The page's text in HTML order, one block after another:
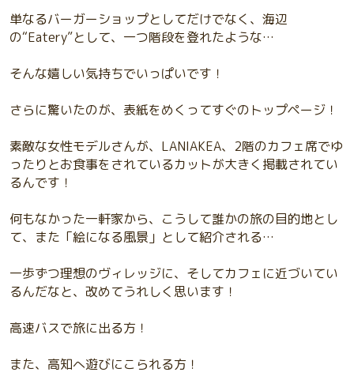
単なるバーガーショップとしてだけでなく、海辺
の“Eatery”として、一つ階段を登れたような…
そんな嬉しい気持ちでいっぱいです！
さらに驚いたのが、表紙をめくってすぐのトップページ！
素敵な女性モデルさんが、LANIAKEA、2階のカフェ席でゆ
ったりとお食事をされているカットが大きく掲載されてい
るんです！
何もなかった一軒家から、こうして誰かの旅の目的地とし
て、また「絵になる風景」として紹介される…
一歩ずつ理想のヴィレッジに、そしてカフェに近づいてい
るんだなと、改めてうれしく思います！
高速バスで旅に出る方！
また、高知へ遊びにこられる方！